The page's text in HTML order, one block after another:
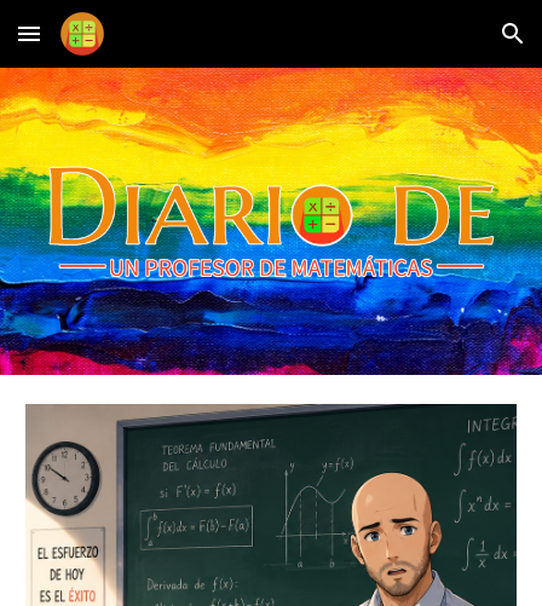
Skip to main content Skip to navigation